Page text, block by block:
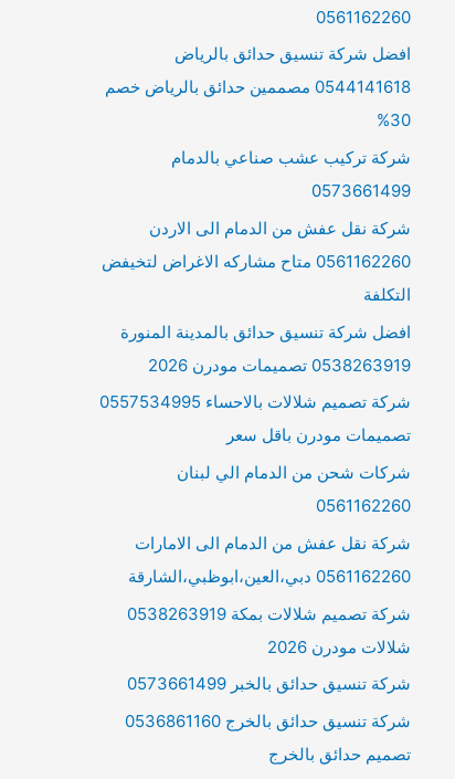
0561162260
افضل شركة تنسيق حدائق بالرياض
0544141618 مصممين حدائق بالرياض خصم
30%
شركة تركيب عشب صناعي بالدمام
0573661499
شركة نقل عفش من الدمام الى الاردن
0561162260 متاح مشاركه الاغراض لتخيفض
التكلفة
افضل شركة تنسيق حدائق بالمدينة المنورة
0538263919 تصميمات مودرن 2026
شركة تصميم شلالات بالاحساء 0557534995
تصميمات مودرن باقل سعر
شركات شحن من الدمام الي لبنان
0561162260
شركة نقل عفش من الدمام الى الامارات
0561162260 دبي،العين،ابوظبي،الشارقة
شركة تصميم شلالات بمكة 0538263919
شلالات مودرن 2026
شركة تنسيق حدائق بالخبر 0573661499
شركة تنسيق حدائق بالخرج 0536861160
تصميم حدائق بالخرج